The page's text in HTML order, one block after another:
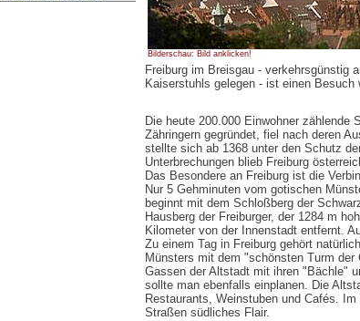
Bilderschau: Bild anklicken!
Freiburg im Breisgau - verkehrsgünstig
Kaiserstuhls gelegen - ist einen Besuch
Die heute 200.000 Einwohner zählende
Zähringern gegründet, fiel nach deren
stellte sich ab 1368 unter den Schutz
Unterbrechungen blieb Freiburg
Das Besondere an Freiburg ist die
Nur 5 Gehminuten vom gotischen
beginnt mit dem Schloßberg der
Hausberg der Freiburger, der 1284 m
Kilometer von der Innenstadt entfernt.
Zu einem Tag in Freiburg gehört
Münsters mit dem "schönsten Turm
Gassen der Altstadt mit ihren "Bächle"
sollte man ebenfalls einplanen. Die
Restaurants, Weinstuben und Cafés.
Straßen südliches Flair.